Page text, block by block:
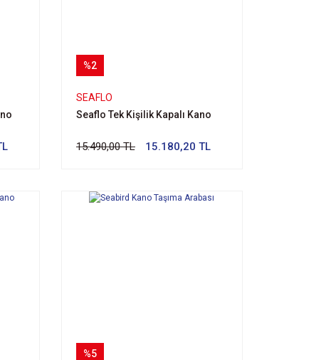
%2
SEAFLO
Seaflo Tek Kişilik Kapalı Kano
15.490,00 TL 15.180,20 TL
%5